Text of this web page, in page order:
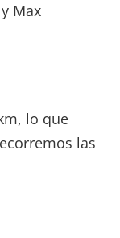
Max
lo que
las